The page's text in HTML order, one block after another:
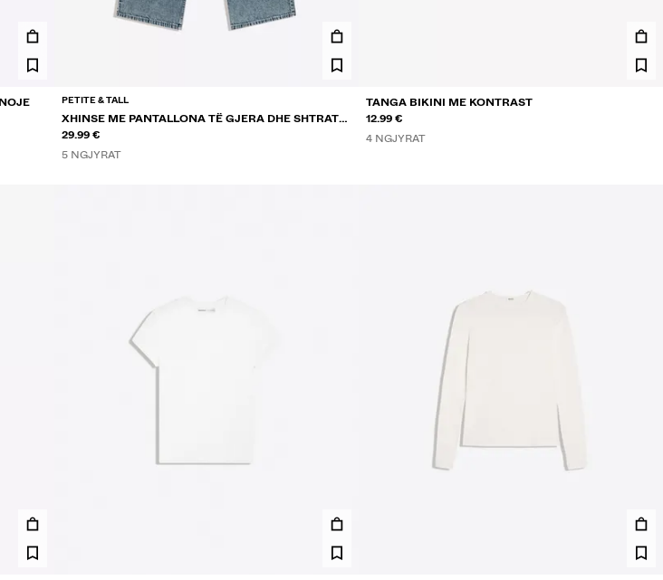
PETITE & TALL
XHINSE ME PANTALLONA TË GJERA DHE SHTRAT
TË ULËT
29.99 €
5 NGJYRAT
TANGA BIKINI ME KONTRAST
12.99 €
4 NGJYRAT